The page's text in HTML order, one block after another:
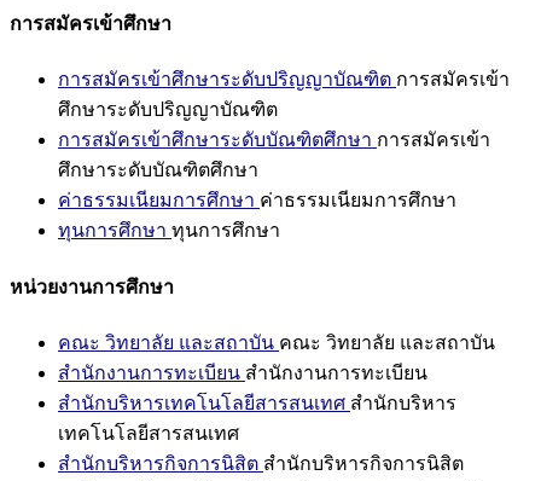
การสมัครเข้าศึกษา
การสมัครเข้าศึกษาระดับปริญญาบัณฑิต การสมัครเข้า
ศึกษาระดับปริญญาบัณฑิต
การสมัครเข้าศึกษาระดับบัณฑิตศึกษา การสมัครเข้า
ศึกษาระดับบัณฑิตศึกษา
ค่าธรรมเนียมการศึกษา ค่าธรรมเนียมการศึกษา
ทุนการศึกษา ทุนการศึกษา
หน่วยงานการศึกษา
คณะ วิทยาลัย และสถาบัน คณะ วิทยาลัย และสถาบัน
สำนักงานการทะเบียน สำนักงานการทะเบียน
สำนักบริหารเทคโนโลยีสารสนเทศ สำนักบริหาร
เทคโนโลยีสารสนเทศ
สำนักบริหารกิจการนิสิต สำนักบริหารกิจการนิสิต